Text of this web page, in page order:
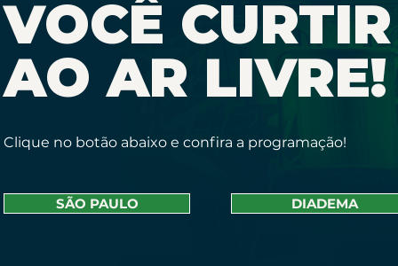
VOCÊ CURTIR
AO AR LIVRE!
Clique no botão abaixo e confira a programação!
SÃO PAULO DIADEMA